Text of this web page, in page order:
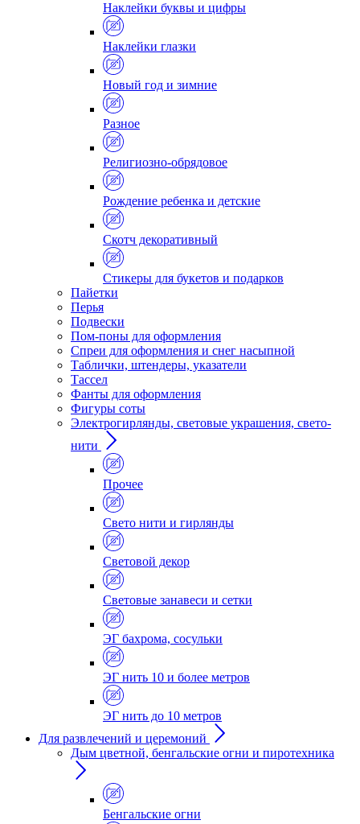
Наклейки буквы и цифры
Наклейки глазки
Новый год и зимние
Разное
Религиозно-обрядовое
Рождение ребенка и детские
Скотч декоративный
Стикеры для букетов и подарков
Пайетки
Перья
Подвески
Пом-поны для оформления
Спреи для оформления и снег насыпной
Таблички, штендеры, указатели
Тассел
Фанты для оформления
Фигуры соты
Электрогирлянды, световые украшения, свето-
нити
Прочее
Свето нити и гирлянды
Световой декор
Световые занавеси и сетки
ЭГ бахрома, сосульки
ЭГ нить 10 и более метров
ЭГ нить до 10 метров
Для развлечений и церемоний
Дым цветной, бенгальские огни и пиротехника
Бенгальские огни